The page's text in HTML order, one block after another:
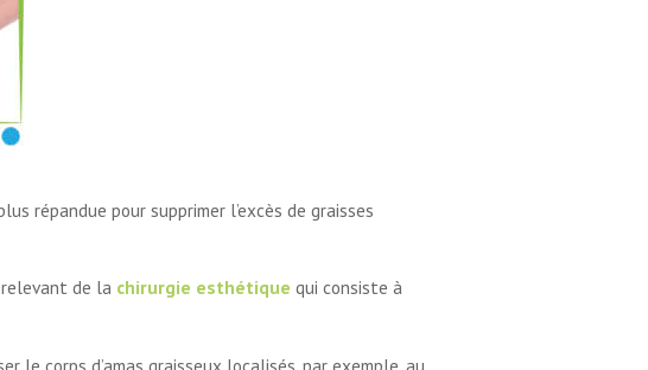
répandue pour supprimer l’excès de graisses
de la chirurgie esthétique qui consiste à
corps d’amas graisseux localisés, par exemple, au